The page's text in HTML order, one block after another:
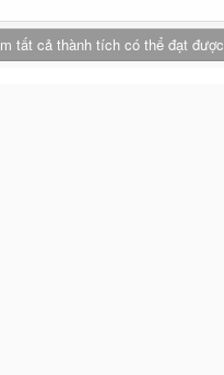
tất cả thành tích có thể đạt được